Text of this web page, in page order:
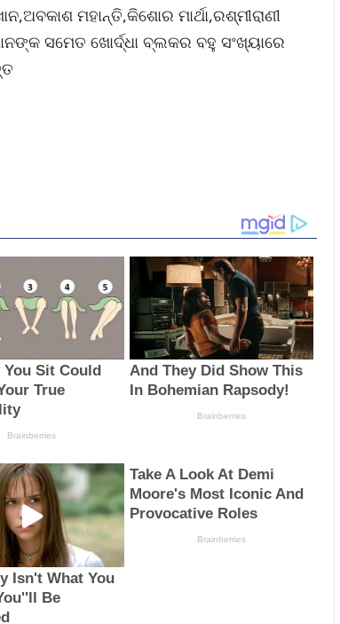
ମହାନ୍ତି,କିଶୋର ମାର୍ଥା,ରଶ୍ମୀରାଣୀ
ସମେତ ଖୋର୍ଦ୍ଧା ବ୍ଲକର ବହୁ ସଂଖ୍ୟାରେ